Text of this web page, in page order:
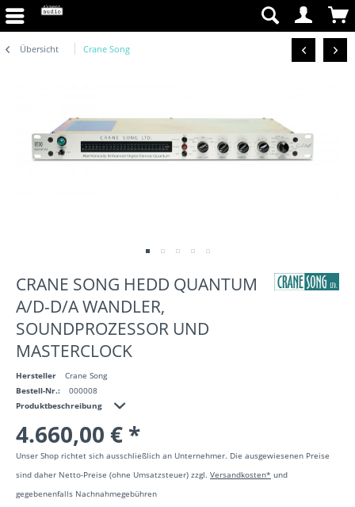
Übersicht Crane Song
CRANE SONG HEDD QUANTUM
A/D-D/A WANDLER,
SOUNDPROZESSOR UND
MASTERCLOCK
Hersteller
Crane Song
Bestell-Nr.:
000008
Produktbeschreibung
4.660,00 € *
Unser Shop richtet sich ausschließlich an Unternehmer. Die ausgewiesenen Preise
sind daher Netto-Preise (ohne Umsatzsteuer) zzgl. Versandkosten* und
gegebenenfalls Nachnahmegebühren